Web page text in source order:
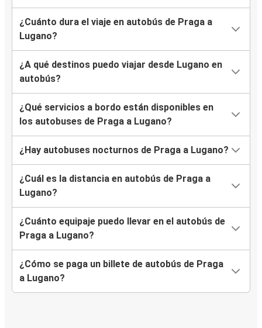
¿Cuánto dura el viaje en autobús de Praga a
Lugano?
¿A qué destinos puedo viajar desde Lugano en
autobús?
¿Qué servicios a bordo están disponibles en
los autobuses de Praga a Lugano?
¿Hay autobuses nocturnos de Praga a Lugano?
¿Cuál es la distancia en autobús de Praga a
Lugano?
¿Cuánto equipaje puedo llevar en el autobús de
Praga a Lugano?
¿Cómo se paga un billete de autobús de Praga
a Lugano?